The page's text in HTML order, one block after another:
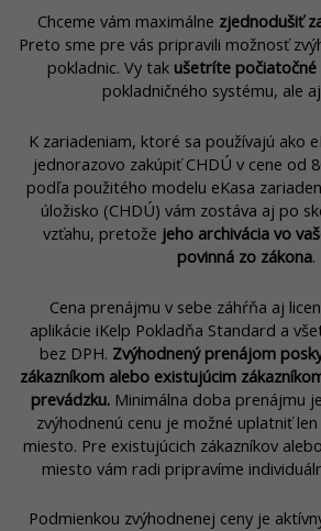
Chceme vám maximálne zjednodušiť
Preto sme pre vás pripravili možnosť
pokladnic. Vy tak ušetríte počiatočné
pokladničného systému, ale
K zariadeniam, ktoré sa používajú ako
jednorazovo zakúpiť CHDÚ v cene od
podľa použitého modelu eKasa
úložisko (CHDÚ) vám zostáva aj po
vzťahu, pretože jeho archivácia vo
povinná zo zákona.
Cena prenájmu v sebe záhŕňa aj
aplikácie iKelp Pokladňa Standard a
bez DPH. Zvýhodnený prenájom
zákazníkom alebo existujúcim
prevádzku. Minimálna doba prenájmu
zvýhodnenú cenu je možné uplatniť
miesto. Pre existujúcich zákazníkov
miesto vám radi pripravíme
Podmienkou zvýhodnenej ceny je